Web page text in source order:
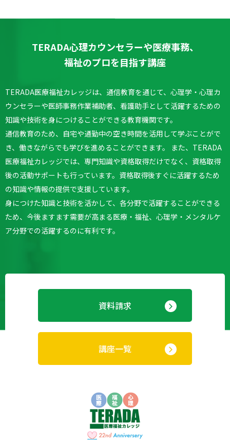
TERADA心理カウンセラーや医療事務、
福祉のプロを目指す講座
TERADA医療福祉カレッジは、通信教育を通じて、心理学・心理カ
ウンセラーや医師事務作業補助者、看護助手として活躍するための
知識や技術を身につけることができる教育機関です。
通信教育のため、自宅や通勤中の空き時間を活用して学ぶことがで
き、働きながらでも学びを進めることができます。
また、TERADA
医療福祉カレッジでは、専門知識や資格取得だけでなく、資格取得
後の活動サポートも行っています。 資格取得後すぐに活躍するため
の知識や情報の提供で支援しています。
身につけた知識と技術を活かして、各分野で活躍することができる
ため、今後ますます需要が高まる医療・福祉、心理学・メンタルケ
ア分野での活躍するのに有利です。
資料請求
講座一覧